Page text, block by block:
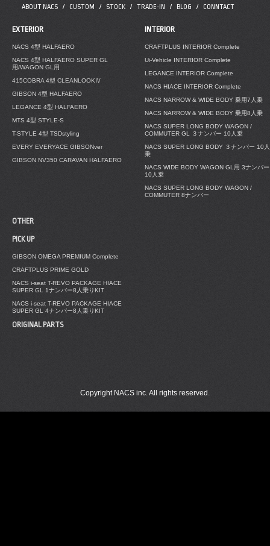
ABOUT NACS CUSTOM STOCK TRADE-IN BLOG CONNTACT
EXTERIOR
NACS 4型 HALFAERO
NACS 4型 HALFAERO SUPER GL
用/WAGON GL用
415COBRA 4型 CLEANLOOKⅣ
GIBSON 4型 HALFAERO
LEGANCE 4型 HALFAERO
MTS 4型 STYLE-S
T-STYLE 4型 TSDstyling
EVERY EVERYACE GIBSONver
GIBSON NV350 CARAVAN HALFAERO
INTERIOR
CRAFTPLUS INTERIOR Complete
Ui-Vehicle INTERIOR Complete
LEGANCE INTERIOR Complete
NACS HIACE INTERIOR Complete
NACS NARROW & WIDE BODY 乗用7人乗
NACS NARROW & WIDE BODY 乗用8人乗
NACS SUPER LONG BODY WAGON /
COMMUTER GL ３ナンバー 10人乗
NACS SUPER LONG BODY ３ナンバー 10人
乗
NACS WIDE BODY WAGON GL用 3ナンバー
10人乗
NACS SUPER LONG BODY WAGON /
COMMUTER 8ナンバー
OTHER
PICK UP
GIBSON OMEGA PREMIUM Complete
CRAFTPLUS PRIME GOLD
NACS i-seat T-REVO PACKAGE HIACE
SUPER GL 1ナンバー8人乗りKIT
NACS i-seat T-REVO PACKAGE HIACE
SUPER GL 4ナンバー8人乗りKIT
ORIGINAL PARTS
Copyright NACS inc. All rights reserved.